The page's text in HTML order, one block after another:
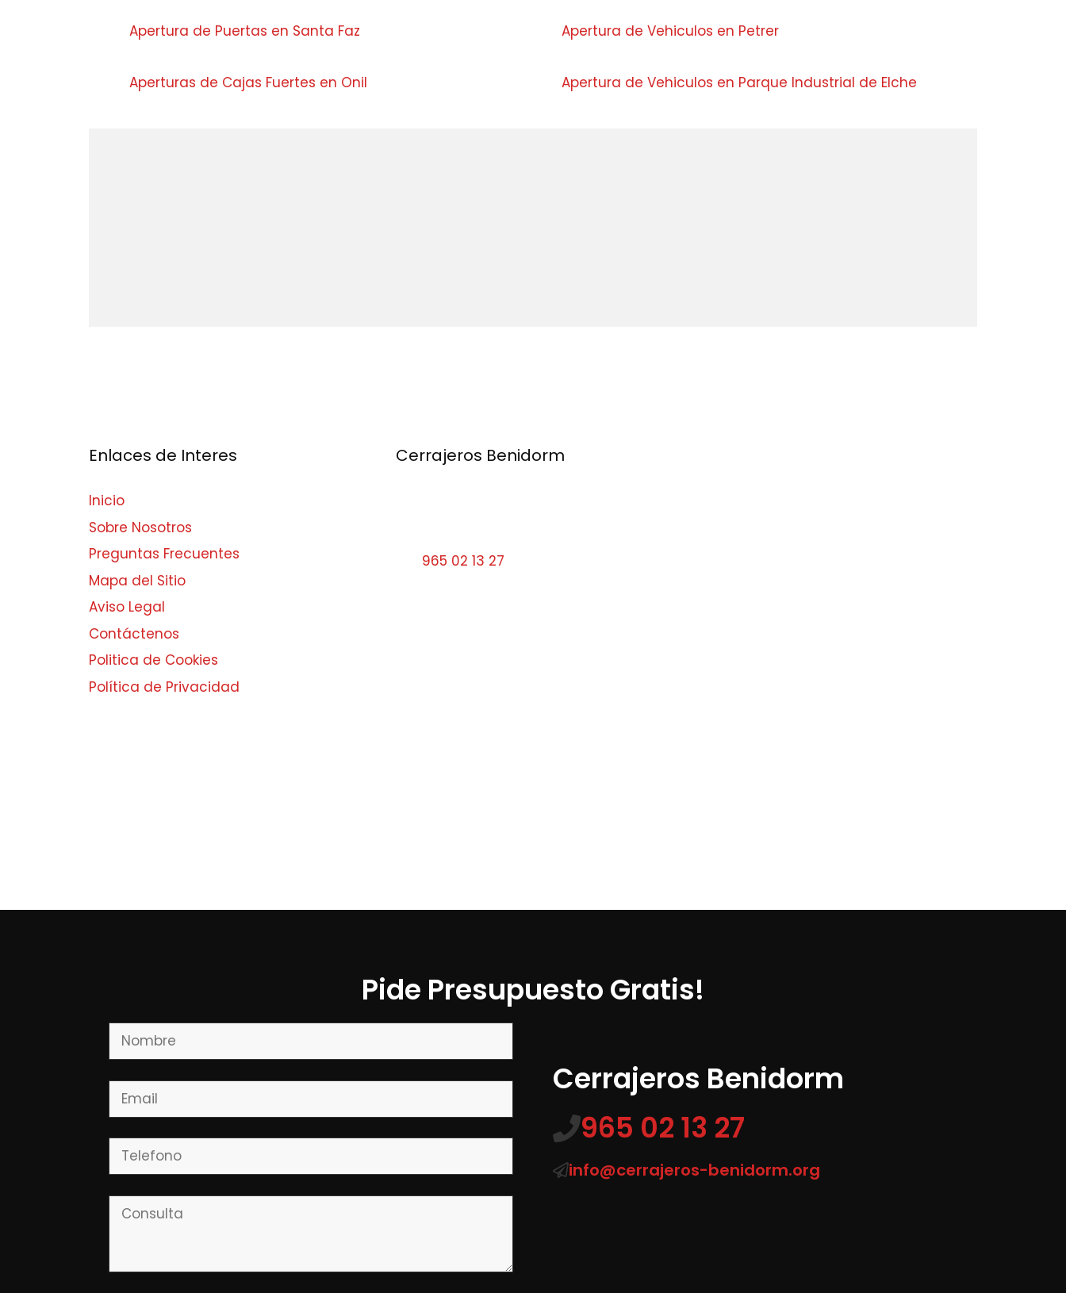
Apertura de Puertas en Santa Faz Apertura de Vehiculos en Petrer
Aperturas de Cajas Fuertes en Onil Apertura de Vehiculos en Parque Industrial de Elche
Enlaces de Interes
Inicio
Sobre Nosotros
Preguntas Frecuentes
Mapa del Sitio
Aviso Legal
Contáctenos
Politica de Cookies
Política de Privacidad
Cerrajeros Benidorm
965 02 13 27
Pide Presupuesto Gratis!
Cerrajeros Benidorm
965 02 13 27
info@cerrajeros-benidorm.org